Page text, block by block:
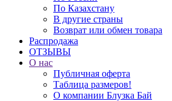
По Казахстану
В другие страны
Возврат или обмен товара
Распродажа
ОТЗЫВЫ
О нас
Публичная оферта
Таблица размеров!
О компании Блузка Бай